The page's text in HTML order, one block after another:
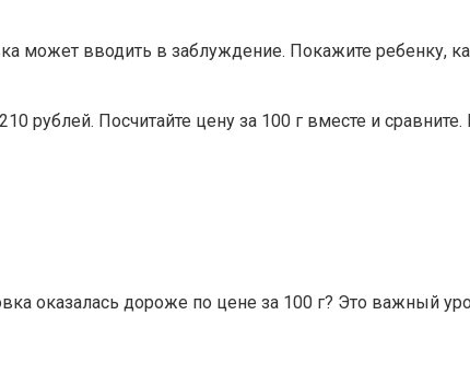
может вводить в заблуждение. Покажите ребенку,
рублей. Посчитайте цену за 100 г вместе и
оказалась дороже по цене за 100 г? Это важный